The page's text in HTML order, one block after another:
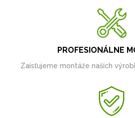
PROFESIONÁLNE
Zaisťujeme montáže našich